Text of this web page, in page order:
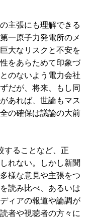
主張にも理解できる
一原子力発電所のメ
大なリスクと不安を
をあらためて印象づ
のないよう電力会社
だが、将来、もし同
あれば、世論もマス
の確保は議論の大前
することなど、正
れない。しかし新聞
様な意見や主張をつ
読み比べ、あるいは
ィアの報道や論調が
者や視聴者の方々に